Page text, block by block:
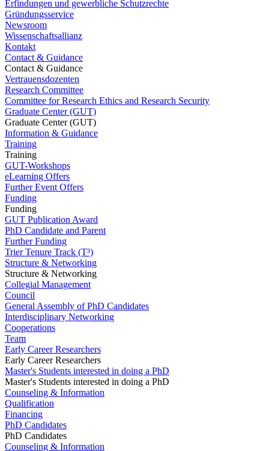
Erfindungen und gewerbliche Schutzrechte
Gründungsservice
Newsroom
Wissenschaftsallianz
Kontakt
Contact & Guidance
Contact & Guidance
Vertrauensdozenten
Research Committee
Committee for Research Ethics and Research Security
Graduate Center (GUT)
Graduate Center (GUT)
Information & Guidance
Training
Training
GUT-Workshops
eLearning Offers
Further Event Offers
Funding
Funding
GUT Publication Award
PhD Candidate and Parent
Further Funding
Trier Tenure Track (T³)
Structure & Networking
Structure & Networking
Collegial Management
Council
General Assembly of PhD Candidates
Interdisciplinary Networking
Cooperations
Team
Early Career Researchers
Early Career Researchers
Master's Students interested in doing a PhD
Master's Students interested in doing a PhD
Counseling & Information
Qualification
Financing
PhD Candidates
PhD Candidates
Counseling & Information